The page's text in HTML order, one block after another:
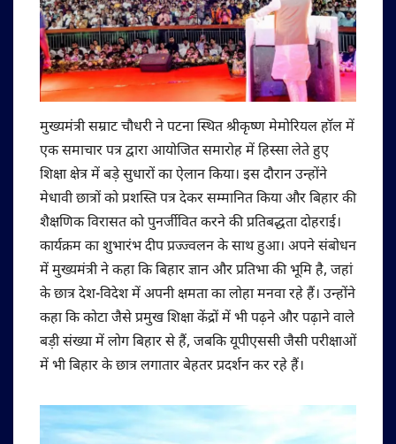
मुख्यमंत्री सम्राट चौधरी ने पटना स्थित श्रीकृष्ण मेमोरियल हॉल में
एक समाचार पत्र द्वारा आयोजित समारोह में हिस्सा लेते हुए
शिक्षा क्षेत्र में बड़े सुधारों का ऐलान किया। इस दौरान उन्होंने
मेधावी छात्रों को प्रशस्ति पत्र देकर सम्मानित किया और बिहार की
शैक्षणिक विरासत को पुनर्जीवित करने की प्रतिबद्धता दोहराई।
कार्यक्रम का शुभारंभ दीप प्रज्ज्वलन के साथ हुआ। अपने संबोधन
में मुख्यमंत्री ने कहा कि बिहार ज्ञान और प्रतिभा की भूमि है, जहां
के छात्र देश-विदेश में अपनी क्षमता का लोहा मनवा रहे हैं। उन्होंने
कहा कि कोटा जैसे प्रमुख शिक्षा केंद्रों में भी पढ़ने और पढ़ाने वाले
बड़ी संख्या में लोग बिहार से हैं, जबकि यूपीएससी जैसी परीक्षाओं
में भी बिहार के छात्र लगातार बेहतर प्रदर्शन कर रहे हैं।